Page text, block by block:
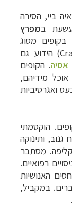
ביי, הסירה
במפרץ
מסוג
) הידוע גם
אסיה. הקופים
אוכל מידיהם,
ואגרסיביות
הוקסמתי
ותינוקה
מסתבר
רפואיים.
האנושיות
במקביל,